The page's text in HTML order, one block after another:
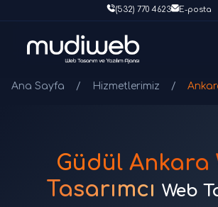
(532) 770 4623 E-posta
Ana Sayfa / Hizmetlerimiz /
Güdül Ankara
Tasarımcı Web